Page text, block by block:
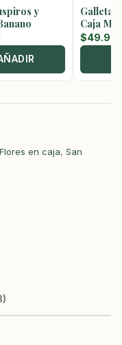
y
Galletas
Caja
$
Flores en caja, San